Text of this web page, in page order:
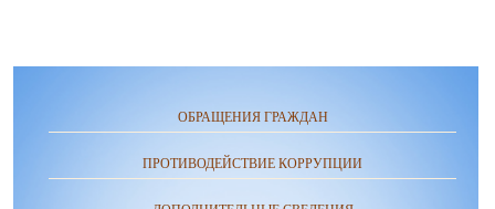
ОБРАЩЕНИЯ ГРАЖДАН
ПРОТИВОДЕЙСТВИЕ КОРРУПЦИИ